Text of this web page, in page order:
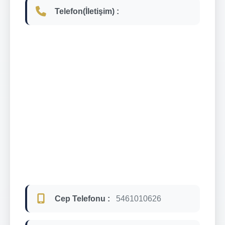
Telefon(İletişim) :
Cep Telefonu : 5461010626